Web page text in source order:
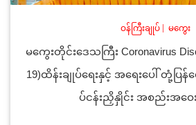
ဝန်ကြီးချုပ်| မကွေး
မကွေးတိုင်းဒေသကြီး Coronavirus
19)ထိန်းချုပ်ရေးနှင့် အရေးပေါ် တုံ့ပြ
ပ်ငန်းညှိနှိုင်း အစည်းအဝေ